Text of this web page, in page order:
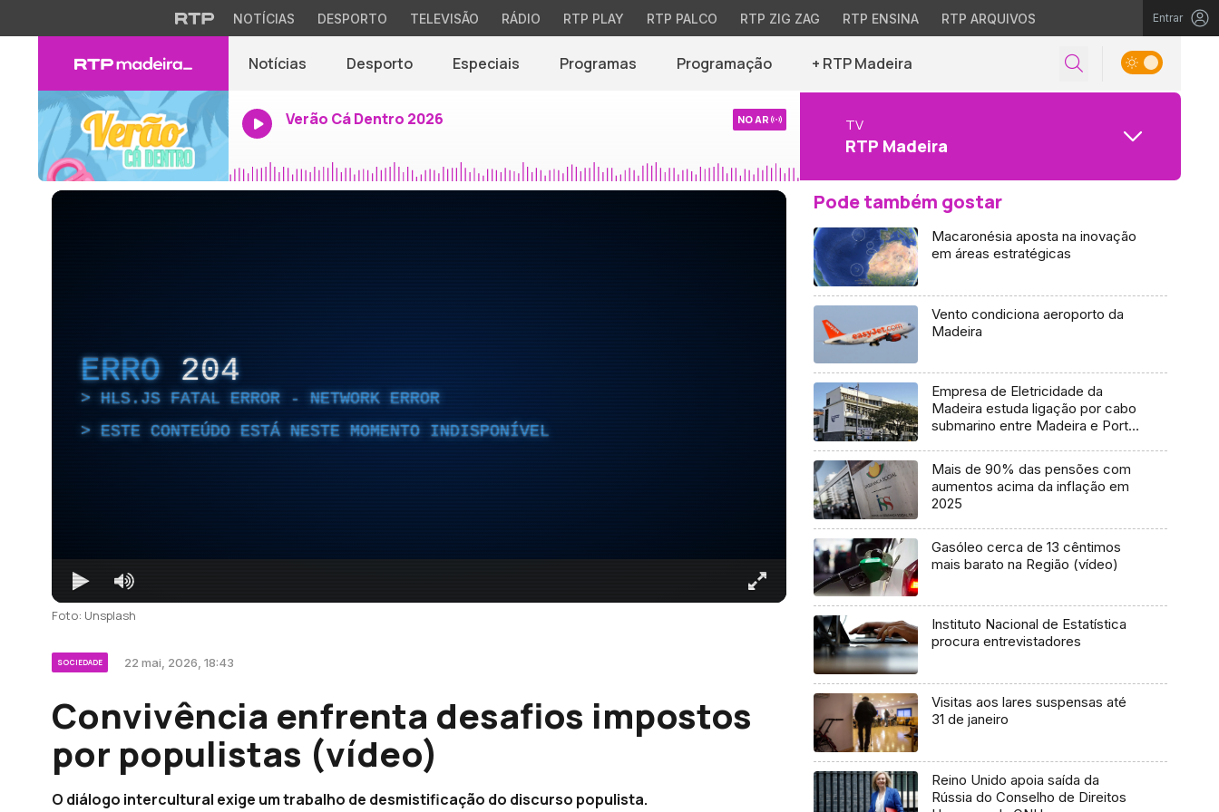
NOTÍCIAS DESPORTO TELEVISÃO RÁDIO RTP PLAY RTP PALCO RTP ZIG ZAG RTP ENSINA RTP ARQUIVOS Entrar
Notícias Desporto Especiais Programas Programação + RTP Madeira
Verão Cá Dentro 2026 NO AR TV
RTP Madeira
ERRO 204
HLS.JS FATAL ERROR - NETWORK ERROR
ESTE CONTEÚDO ESTÁ NESTE MOMENTO INDISPONÍVEL
Foto: Unsplash
SOCIEDADE 22 mai, 2026, 18:43
Convivência enfrenta desafios impostos
por populistas (vídeo)
O diálogo intercultural exige um trabalho de desmistificação do discurso populista.
Pode também gostar
Macaronésia aposta na inovação
em áreas estratégicas
Vento condiciona aeroporto da
Madeira
Empresa de Eletricidade da
Madeira estuda ligação por cabo
submarino entre Madeira e Porto
Mais de 90% das pensões com
aumentos acima da inflação em
2025
Gasóleo cerca de 13 cêntimos
mais barato na Região (vídeo)
Instituto Nacional de Estatística
procura entrevistadores
Visitas aos lares suspensas até
31 de janeiro
Reino Unido apoia saída da
Rússia do Conselho de Direitos